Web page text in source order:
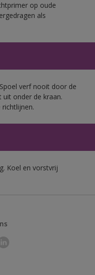
op oude
als
verf nooit door de
onder de kraan.
Koel en vorstvrij